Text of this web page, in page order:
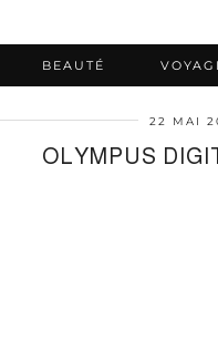
BEAUTÉ
22 MAI
OLYMPUS